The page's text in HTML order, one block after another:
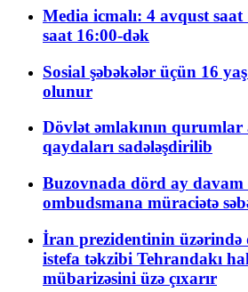
Media icmalı: 4 avqust
saat 16:00-dək
Sosial şəbəkələr üçün 16
olunur
Dövlət əmlakının qurumlar
qaydaları sadələşdirilib
Buzovnada dörd ay davam
ombudsmana müraciətə
İran prezidentinin
istefa təkzibi Tehrandakı
mübarizəsini üzə çıxarır